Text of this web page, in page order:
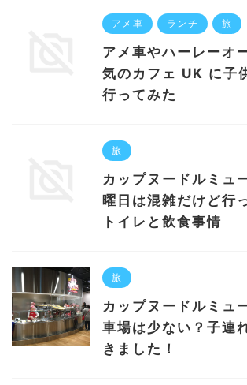
アメ車 ランチ 旅
アメ車やハーレーオ
気のカフェ UK に子
行ってみた
旅
カップヌードルミュ
曜日は混雑だけど行
トイレと飲食事情
旅
カップヌードルミュ
車場は少ない？子連
きました！